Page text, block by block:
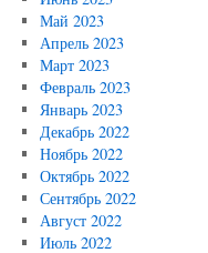
Май 2023
Апрель 2023
Март 2023
Февраль 2023
Январь 2023
Декабрь 2022
Ноябрь 2022
Октябрь 2022
Сентябрь 2022
Август 2022
Июль 2022